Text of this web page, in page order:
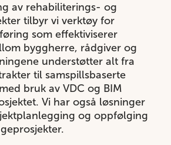
av rehabiliterings- og
tilbyr vi verktøy for
som effektiviserer
byggherre, rådgiver og
understøtter alt fra
til samspillsbaserte
bruk av VDC og BIM
Vi har også løsninger
og oppfølging